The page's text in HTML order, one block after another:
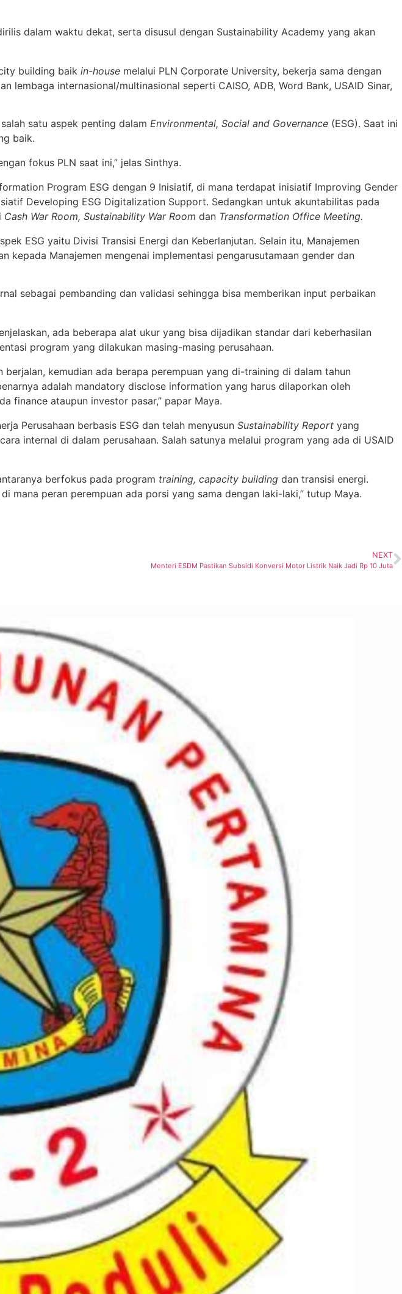
dalam waktu dekat, serta disusul dengan Sustainability Academy yang akan
building baik in-house melalui PLN Corporate University, bekerja sama dengan
internasional/multinasional seperti CAISO, ADB, Word Bank, USAID Sinar,
satu aspek penting dalam Environmental, Social and Governance (ESG). Saat ini
baik.
fokus PLN saat ini,” jelas Sinthya.
Program ESG dengan 9 Inisiatif, di mana terdapat inisiatif Improving Gender
Developing ESG Digitalization Support. Sedangkan untuk akuntabilitas pada
Cash War Room, Sustainability War Room dan Transformation Office Meeting.
ESG yaitu Divisi Transisi Energi dan Keberlanjutan. Selain itu, Manajemen
kepada Manajemen mengenai implementasi pengarusutamaan gender dan
sebagai pembanding dan validasi sehingga bisa memberikan input perbaikan
ada beberapa alat ukur yang bisa dijadikan standar dari keberhasilan
program yang dilakukan masing-masing perusahaan.
kemudian ada berapa perempuan yang di-training di dalam tahun
adalah mandatory disclose information yang harus dilaporkan oleh
finance ataupun investor pasar,” papar Maya.
Perusahaan berbasis ESG dan telah menyusun Sustainability Report yang
internal di dalam perusahaan. Salah satunya melalui program yang ada di USAID
berfokus pada program training, capacity building dan transisi energi.
mana peran perempuan ada porsi yang sama dengan laki-laki,” tutup Maya.
NEXT
Menteri ESDM Pastikan Subsidi Konversi Motor Listrik Naik Jadi Rp 10 Juta